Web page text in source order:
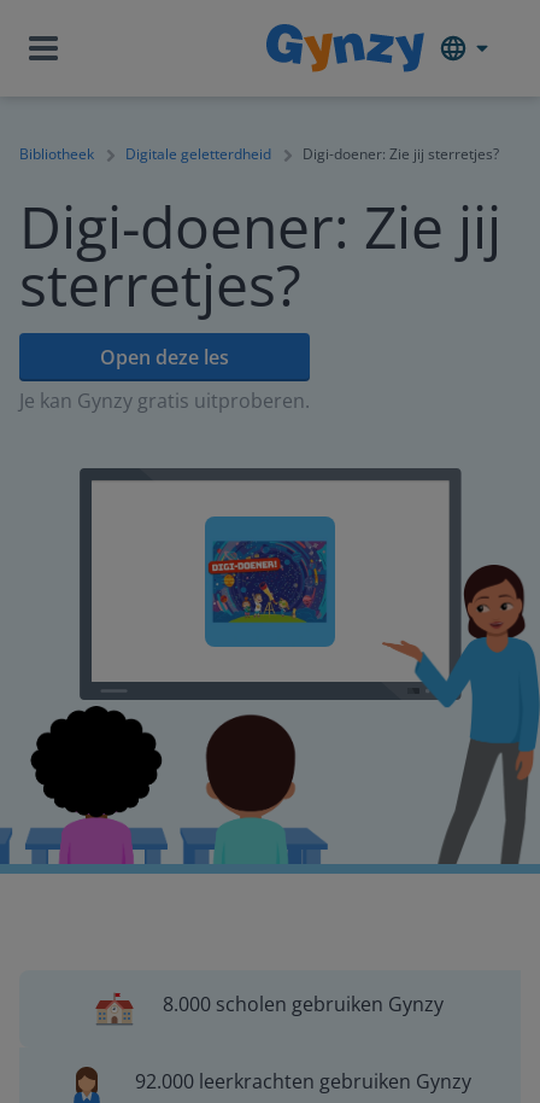
Bibliotheek Digitale geletterdheid Digi-doener: Zie jij sterretjes?
Digi-doener: Zie jij
sterretjes?
Open deze les
Je kan Gynzy gratis uitproberen.
8.000 scholen gebruiken Gynzy
92.000 leerkrachten gebruiken Gynzy